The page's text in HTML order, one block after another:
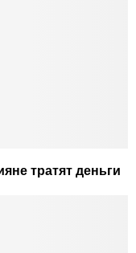
тратят деньги